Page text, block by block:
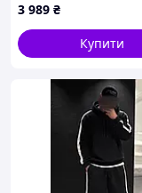
hooded T-shirt XL
3 989 ₴
Купити